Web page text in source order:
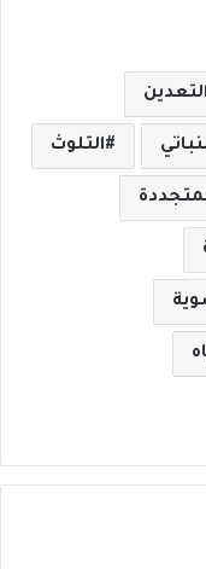
التعدين
التلوث